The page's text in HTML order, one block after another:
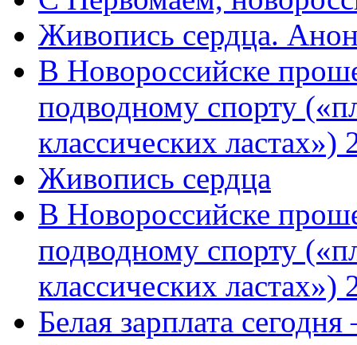
Живопись сердца.
В Новороссийске
подводному спорту
классических
Живопись сердца
В Новороссийске
подводному спорту
классических ластах»)
Белая зарплата